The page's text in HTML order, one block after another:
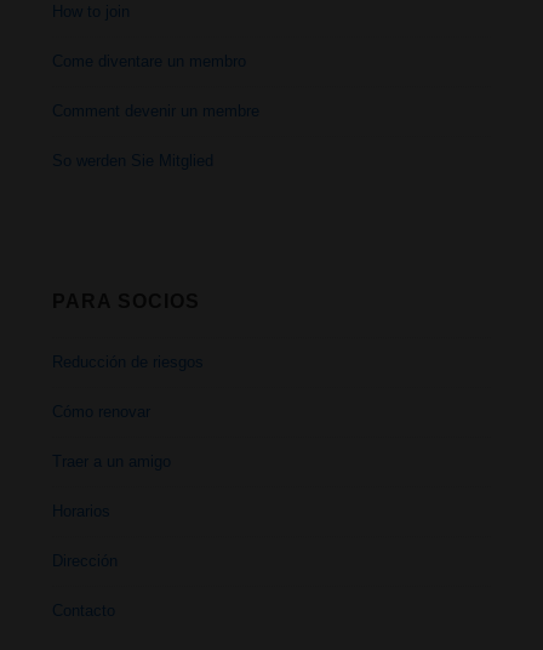
How to join
Come diventare un membro
Comment devenir un membre
So werden Sie Mitglied
Reducción de riesgos
Cómo renovar
Traer a un amigo
Horarios
Dirección
Contacto